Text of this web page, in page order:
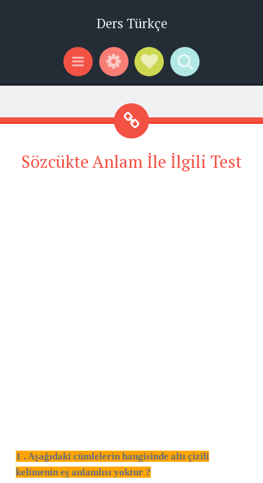
Ders Türkçe
Menu WidgetsSocial Links
Search
Sözcükte Anlam İle İlgili Test
1 . Aşağıdaki cümlelerin hangisinde altı çizili
kelimenin eş anlamlısı yoktur ?